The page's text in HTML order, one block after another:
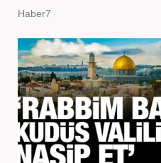
Haber7